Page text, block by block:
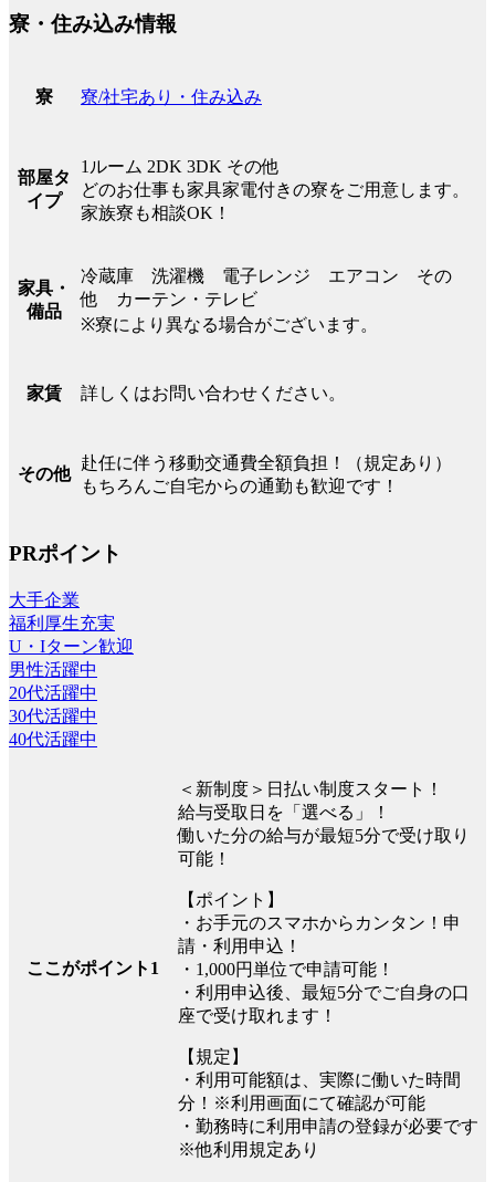
寮・住み込み情報
寮 寮/社宅あり・住み込み
部屋タ
イプ
1ルーム 2DK 3DK その他
どのお仕事も家具家電付きの寮をご用意します。
家族寮も相談OK！
家具・
備品
冷蔵庫 洗濯機 電子レンジ エアコン その
他 カーテン・テレビ
※寮により異なる場合がございます。
家賃 詳しくはお問い合わせください。
その他
赴任に伴う移動交通費全額負担！（規定あり）
もちろんご自宅からの通勤も歓迎です！
PRポイント
大手企業
福利厚生充実
U・Iターン歓迎
男性活躍中
20代活躍中
30代活躍中
40代活躍中
ここがポイント1
＜新制度＞日払い制度スタート！
給与受取日を「選べる」！
働いた分の給与が最短5分で受け取り
可能！
【ポイント】
・お手元のスマホからカンタン！申
請・利用申込！
・1,000円単位で申請可能！
・利用申込後、最短5分でご自身の口
座で受け取れます！
【規定】
・利用可能額は、実際に働いた時間
分！※利用画面にて確認が可能
・勤務時に利用申請の登録が必要です
※他利用規定あり